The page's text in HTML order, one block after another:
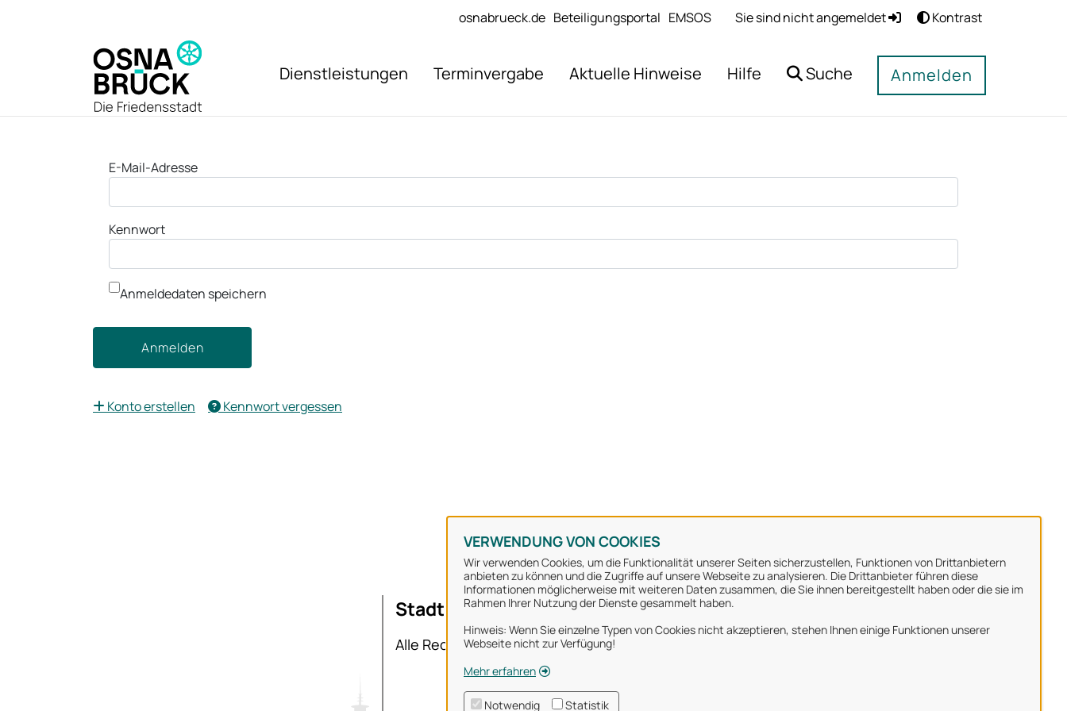
VERWENDUNG VON COOKIES
Wir verwenden Cookies, um die Funktionalität unserer Seiten sicherzustellen, Funktionen von Drittanbietern
anbieten zu können und die Zugriffe auf unsere Webseite zu analysieren. Die Drittanbieter führen diese
Informationen möglicherweise mit weiteren Daten zusammen, die Sie ihnen bereitgestellt haben oder die sie im
Rahmen Ihrer Nutzung der Dienste gesammelt haben.
Hinweis: Wenn Sie einzelne Typen von Cookies nicht akzeptieren, stehen Ihnen einige Funktionen unserer
Webseite nicht zur Verfügung!
Mehr erfahren
Notwendig Statistik
osnabrueck.de Beteiligungsportal EMSOS Sie sind nicht angemeldet Kontrast
Dienstleistungen Terminvergabe Aktuelle Hinweise Hilfe Suche Anmelden
Anmeldung
E-Mail-Adresse
Kennwort
Anmeldedaten speichern
Anmelden
Konto erstellen Kennwort vergessen
Stadt Osnabrück
Alle Rechte vorbehalten
Über uns
Impressum